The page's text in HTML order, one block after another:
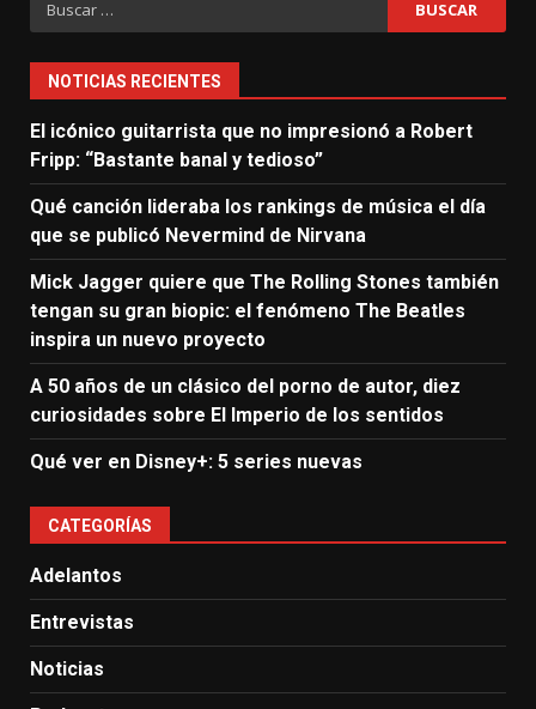
NOTICIAS RECIENTES
El icónico guitarrista que no impresionó a Robert
Fripp: “Bastante banal y tedioso”
Qué canción lideraba los rankings de música el día
que se publicó Nevermind de Nirvana
Mick Jagger quiere que The Rolling Stones también
tengan su gran biopic: el fenómeno The Beatles
inspira un nuevo proyecto
A 50 años de un clásico del porno de autor, diez
curiosidades sobre El Imperio de los sentidos
Qué ver en Disney+: 5 series nuevas
CATEGORÍAS
Adelantos
Entrevistas
Noticias